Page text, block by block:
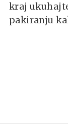
kraj
pakiranju